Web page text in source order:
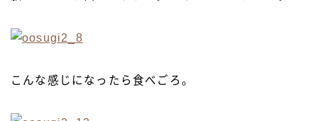
こんな感じになったら食べごろ。